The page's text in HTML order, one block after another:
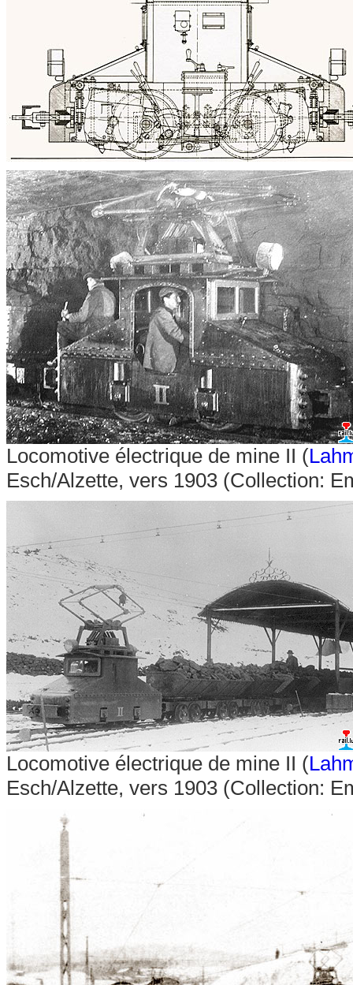
Locomotive électrique de mine II (
Esch/Alzette, vers 1903 (Collection:
Locomotive électrique de mine II (
Esch/Alzette, vers 1903 (Collection: